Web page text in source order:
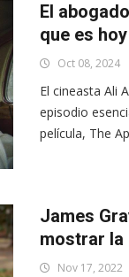
El
que es hoy
Oct 08, 2024
El cineasta Ali
episodio
película, The
James
mostrar la
Nov 17, 2022